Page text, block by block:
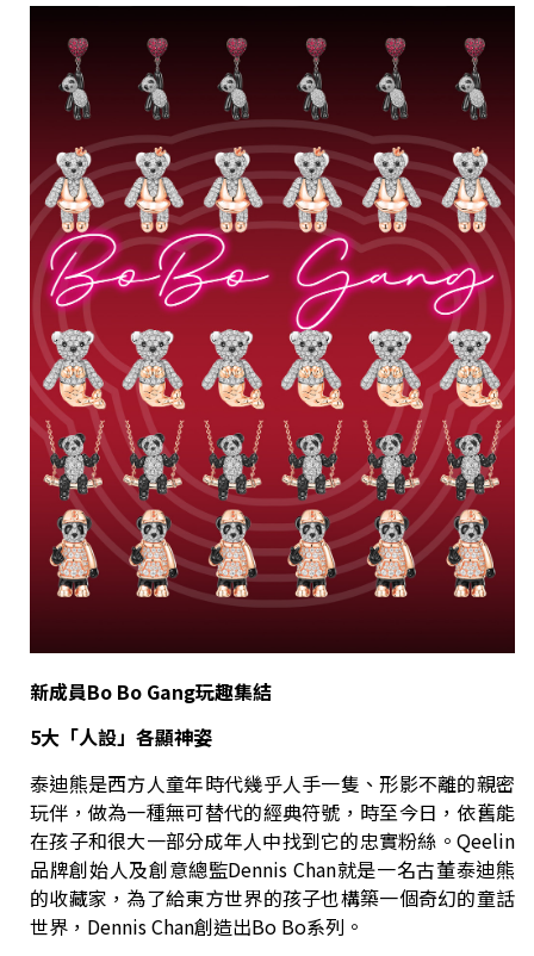
新成員Bo Bo Gang玩趣集結
5大「人設」各顯神姿
泰迪熊是西方人童年時代幾乎人手一隻、形影不離的親密
玩伴，做為一種無可替代的經典符號，時至今日，依舊能
在孩子和很大一部分成年人中找到它的忠實粉絲。Qeelin
品牌創始人及創意總監Dennis Chan就是一名古董泰迪熊
的收藏家，為了給東方世界的孩子也構築一個奇幻的童話
世界，Dennis Chan創造出Bo Bo系列。